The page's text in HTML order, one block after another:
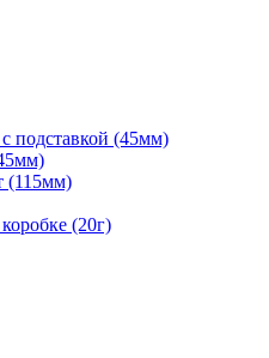
подставкой (45мм)
(115мм)
(20г)